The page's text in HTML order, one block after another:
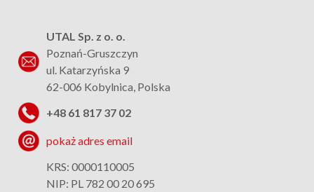
UTAL Sp. z o. o.
Poznań-Gruszczyn
ul. Katarzyńska 9
62-006 Kobylnica, Polska
+48 61 817 37 02
pokaż adres email
KRS: 0000110005
NIP: PL 782 00 20 695